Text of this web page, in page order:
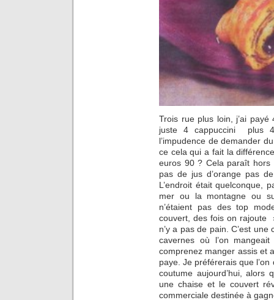
Trois rue plus loin, j’ai
juste 4 cappuccini plus
l’impudence de demander
ce cela qui a fait la
euros 90 ? Cela paraît hors
pas de jus d’orange pas
L’endroit était quelconque,
mer ou la montagne ou
n’étaient pas des top
couvert, des fois on rajoute
n’y a pas de pain. C’est
cavernes où l’on
comprenez manger assis et
paye. Je préférerais que
coutume aujourd’hui, alors
une chaise et le couvert
commerciale destinée à